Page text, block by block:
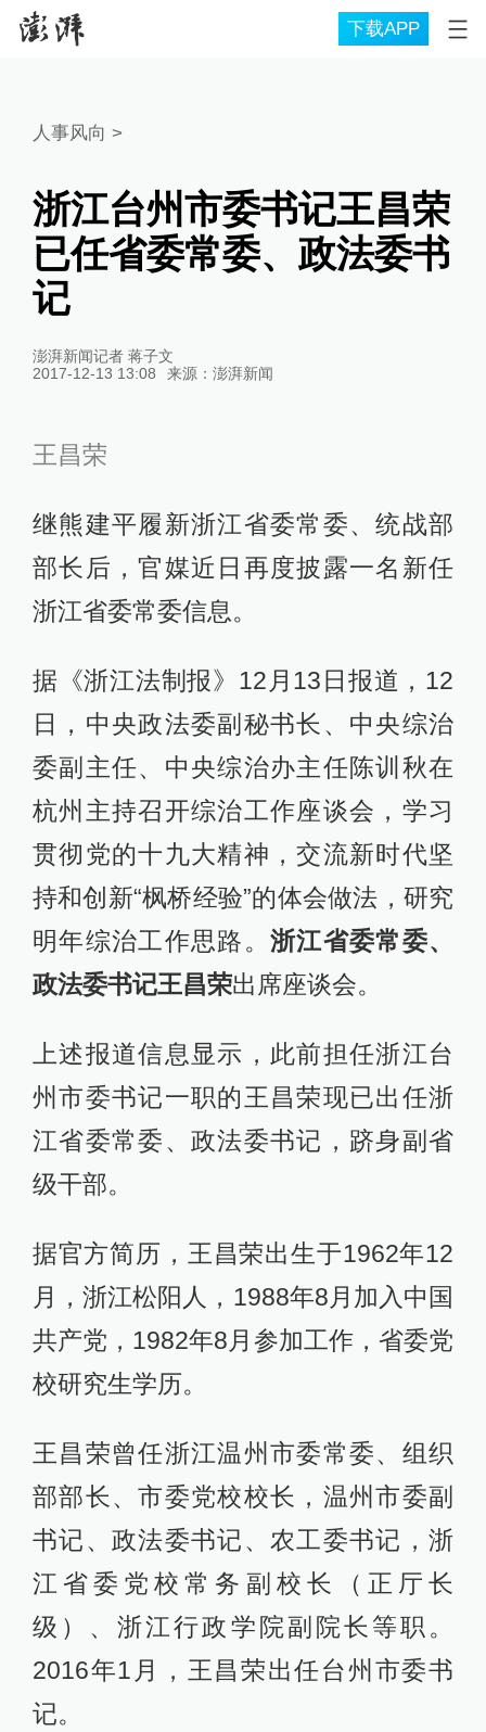
下载APP
人事风向 >
浙江台州市委书记王昌荣
已任省委常委、政法委书
记
澎湃新闻记者 蒋子文
2017-12-13 13:08
来源： 澎湃新闻
王昌荣
继熊建平履新浙江省委常委、统战部
部长后，官媒近日再度披露一名新任
浙江省委常委信息。
据《浙江法制报》12月13日报道，12
日，中央政法委副秘书长、中央综治
委副主任、中央综治办主任陈训秋在
杭州主持召开综治工作座谈会，学习
贯彻党的十九大精神，交流新时代坚
持和创新“枫桥经验”的体会做法，研究
明年综治工作思路。浙江省委常委、
政法委书记王昌荣出席座谈会。
上述报道信息显示，此前担任浙江台
州市委书记一职的王昌荣现已出任浙
江省委常委、政法委书记，跻身副省
级干部。
据官方简历，王昌荣出生于1962年12
月，浙江松阳人，1988年8月加入中国
共产党，1982年8月参加工作，省委党
校研究生学历。
王昌荣曾任浙江温州市委常委、组织
部部长、市委党校校长，温州市委副
书记、政法委书记、农工委书记，浙
江省委党校常务副校长（正厅长
级）、浙江行政学院副院长等职。
2016年1月，王昌荣出任台州市委书
记。